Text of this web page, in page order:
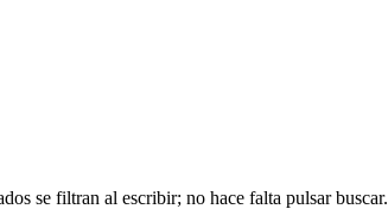
se filtran al escribir; no hace falta pulsar buscar.